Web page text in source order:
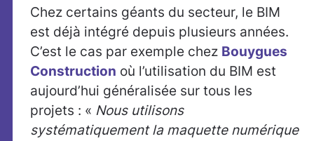
Chez certains géants du secteur, le BIM
est déjà intégré depuis plusieurs années.
C’est le cas par exemple chez Bouygues
Construction où l’utilisation du BIM est
aujourd’hui généralisée sur tous les
projets : « Nous utilisons
systématiquement la maquette numérique